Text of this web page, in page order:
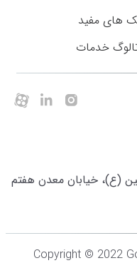
های مفید
خدمات
(ع)، خیابان معدن هفتم
Copyright © 2022